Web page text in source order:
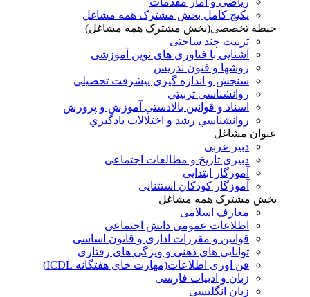
پکیج کامل بخش مشترک همه مشاغل
حیطه تخصصی(بخش مشترک همه مشاغل)
تربیت چند ساحتی
آشنایی با فناوری های نوین آموزشی
روشها و فنون تدريس
سنجش و اندازه گيري پيشرفت تحصيلي
روانشناسي تربيتي
اسناد و قوانين بالادستي آموزش و پرورش
روانشناسي رشد و اختلالات يادگيري
عنوان مشاغل
دبير عربی
دبیری تاریخ و مطالعات اجتماعی
آموزگار ابتدایی
آموزگار کودکان استثنایی
بخش مشترک همه مشاغل
معارف اسلامی
اطلاعات عمومی دانش اجتماعی
قوانین و مقررات اداری و قانون اساسی
توانایی های ذهنی و ویژگی های رفتاری
فن اوری اطلاعات(مهارت خای هفتگانه ICDL)
زبان و ادبیات فارسی
زبان انگلیسی